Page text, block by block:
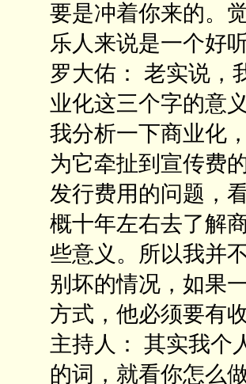
要是冲着你来的。
乐人来说是一个好
罗大佑： 老实说，
业化这三个字的意
我分析一下商业化
为它牵扯到宣传费
发行费用的问题，
概十年左右去了解
些意义。所以我并
别坏的情况，如果
方式，他必须要有收
主持人： 其实我个
的词，就看你怎么